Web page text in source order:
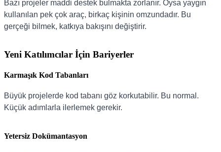
Bazı projeler maddi destek bulmakta zorlanır. Oysa yaygın
kullanılan pek çok araç, birkaç kişinin omzundadır. Bu
gerçeği bilmek, katkıya bakışını değiştirir.
Yeni Katılımcılar İçin Bariyerler
Karmaşık Kod Tabanları
Büyük projelerde kod tabanı göz korkutabilir. Bu normal.
Küçük adımlarla ilerlemek gerekir.
Yetersiz Dokümantasyon